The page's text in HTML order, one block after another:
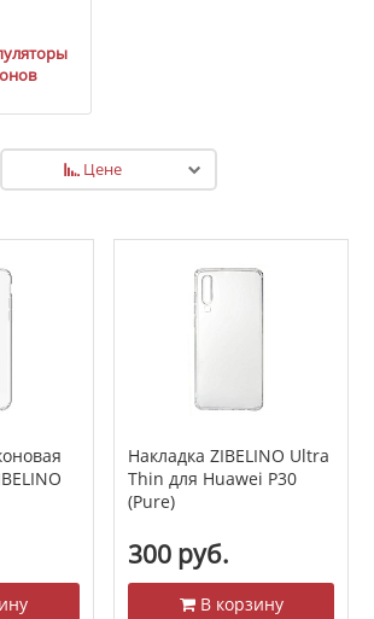
Цене
Накладка ZIBELINO Ultra
Thin для Huawei P30
(Pure)
300 руб.
В корзину